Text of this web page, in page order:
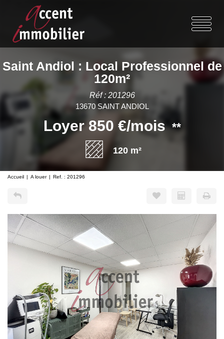
Saint Andiol : Local Professionnel de
120m²
Réf : 201296
13670 SAINT ANDIOL
Loyer 850 €/mois **
120 m²
Accueil A louer Ref. : 201296